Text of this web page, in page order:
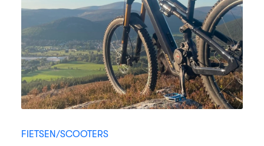
FIETSEN/SCOOTERS